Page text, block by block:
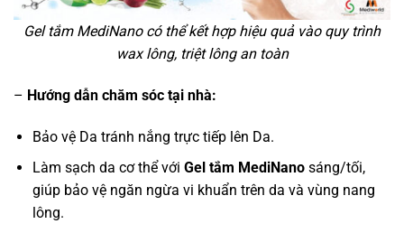
Gel tắm MediNano có thể kết hợp hiệu quả vào quy trình
wax lông, triệt lông an toàn
– Hướng dẫn chăm sóc tại nhà:
Bảo vệ Da tránh nắng trực tiếp lên Da.
Làm sạch da cơ thể với Gel tắm MediNanosáng/tối,
giúp bảo vệ ngăn ngừa vi khuẩn trên da và vùng nang
lông.